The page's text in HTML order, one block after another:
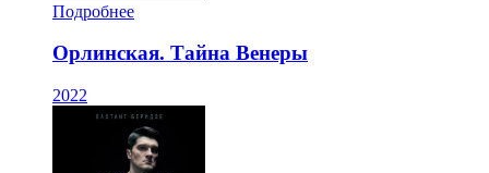
Подробнее
Орлинская. Тайна Венеры
2022